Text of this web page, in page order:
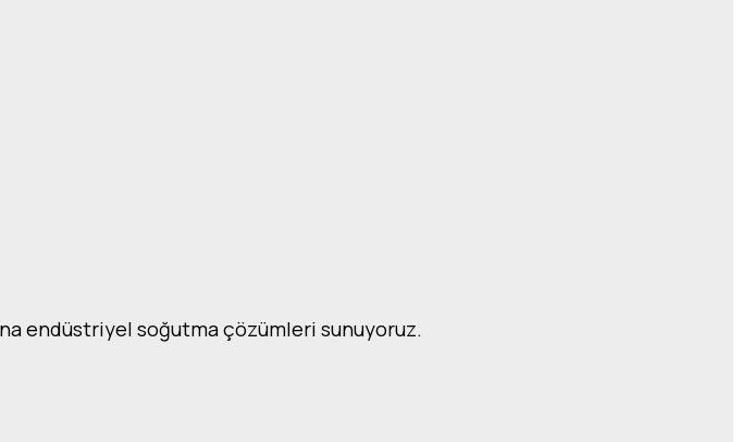
endüstriyel soğutma çözümleri sunuyoruz.